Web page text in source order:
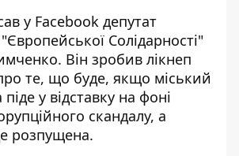
у Facebook депутат
"Європейської Солідарності"
Він зробив лікнеп
те, що буде, якщо міський
у відставку на фоні
скандалу, а
розпущена.